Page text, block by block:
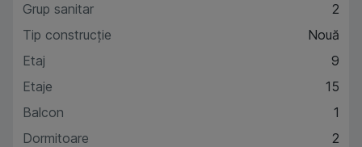
Grup sanitar
2
Tip construcție
Nouă
Etaj
9
Etaje
15
Balcon
1
Dormitoare
2